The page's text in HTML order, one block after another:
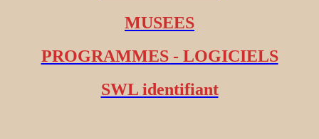
MUSEES
PROGRAMMES - LOGICIELS
SWL identifiant